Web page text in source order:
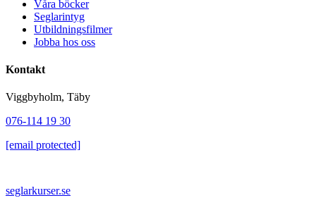
Våra böcker
Seglarintyg
Utbildningsfilmer
Jobba hos oss
Kontakt
Viggbyholm, Täby
076-114 19 30
[email protected]
seglarkurser.se